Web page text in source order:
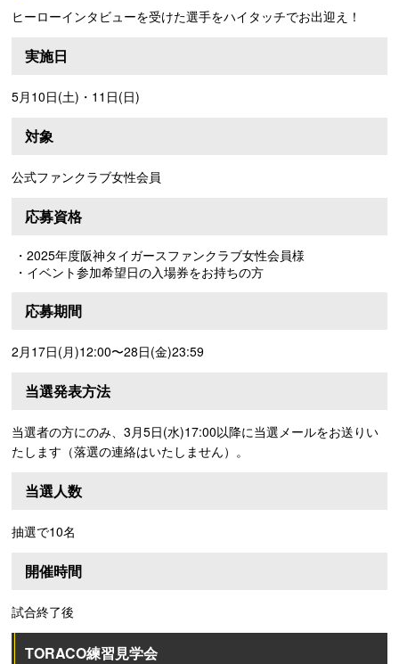
ヒーローインタビューを受けた選手をハイタッチでお出迎え！
実施日
5月10日(土)・11日(日)
対象
公式ファンクラブ女性会員
応募資格
・2025年度阪神タイガースファンクラブ女性会員様
・イベント参加希望日の入場券をお持ちの方
応募期間
2月17日(月)12:00〜28日(金)23:59
当選発表方法
当選者の方にのみ、3月5日(水)17:00以降に当選メールをお送りい
たします（落選の連絡はいたしません）。
当選人数
抽選で10名
開催時間
試合終了後
TORACO練習見学会